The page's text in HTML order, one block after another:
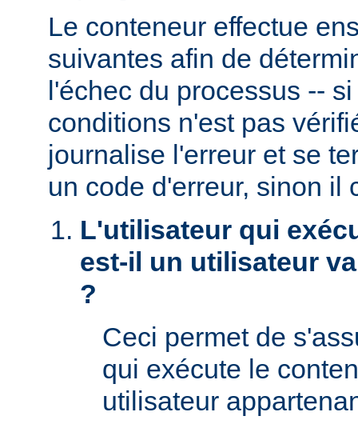
Le conteneur effectue
suivantes afin de
l'échec du processus --
conditions n'est pas
journalise l'erreur et se
un code d'erreur, sinon il
L'utilisateur qui
est-il un utilisateur
?
Ceci permet de
qui exécute le
utilisateur